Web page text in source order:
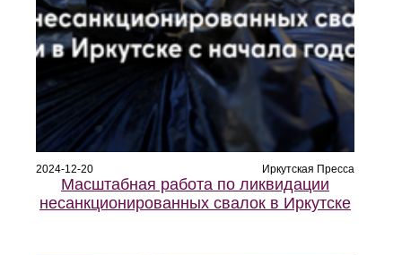
2024-12-20 Иркутская Пресса
Масштабная работа по ликвидации
несанкционированных свалок в Иркутске